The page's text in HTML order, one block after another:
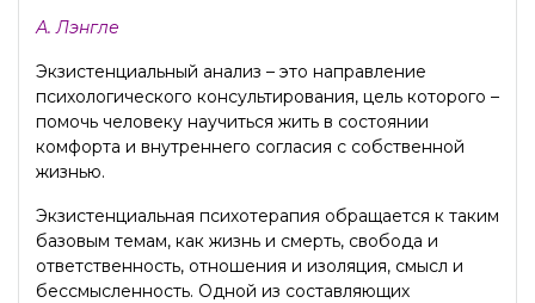
А. Лэнгле
Экзистенциальный анализ – это направление
психологического консультирования, цель которого –
помочь человеку научиться жить в состоянии
комфорта и внутреннего согласия с собственной
жизнью.
Экзистенциальная психотерапия обращается к таким
базовым темам, как жизнь и смерть, свобода и
ответственность, отношения и изоляция, смысл и
бессмысленность. Одной из составляющих